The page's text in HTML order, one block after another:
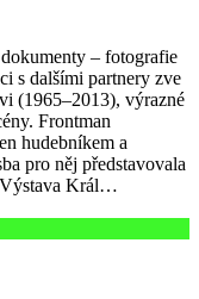
– fotografie
s dalšími partnery zve
(1965–2013), výrazné
Frontman
hudebníkem a
pro něj představovala
Výstava Král…